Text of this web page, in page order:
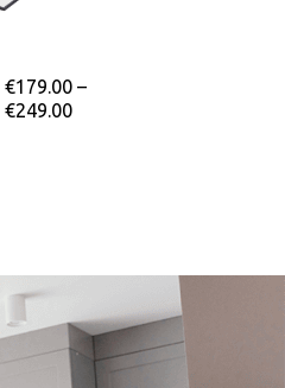
€179.00 –
€249.00